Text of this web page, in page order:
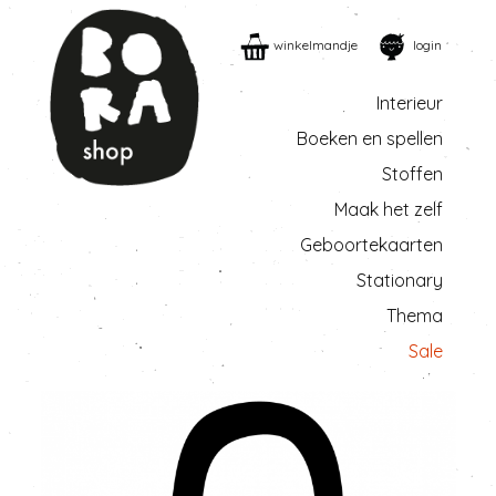
winkelmandje login
Interieur
Boeken en spellen
Stoffen
Maak het zelf
Geboortekaarten
Stationary
Thema
Sale